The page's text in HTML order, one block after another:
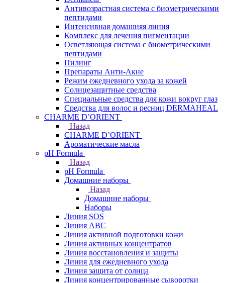
Антивозрастная система с биометрическими
пептидами
Интенсивная домашняя линия
Комплекс для лечения пигментации
Осветляющая система с биометрическими
пептидами
Пилинг
Препараты Анти-Акне
Режим ежедневного ухода за кожей
Солнцезащитные средства
Специальные средства для кожи вокруг глаз
Средства для волос и ресниц DERMAHEAL
CHARME D’ORIENT
Назад
CHARME D’ORIENT
Ароматические масла
pH Formula
Назад
pH Formula
Домашние наборы
Назад
Домашние наборы
Наборы
Линия SOS
Линия АВС
Линия активной подготовки кожи
Линия активных концентратов
Линия восстановления и защиты
Линия для ежедневного ухода
Линия защита от солнца
Линия концентрированные сыворотки